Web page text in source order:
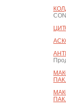
ПАК.
ПАК.